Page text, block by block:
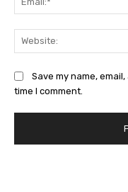
Save my name,
time I comment.